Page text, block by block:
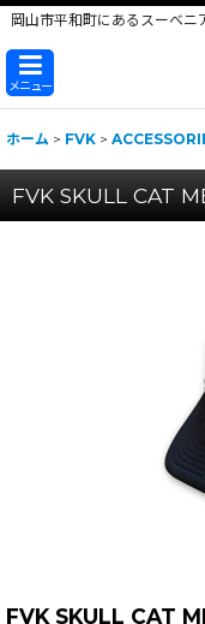
岡山市平和町にあるスーベ
メニュー
ホーム > FVK >
FVK SKULL CAT
FVK SKULL CAT